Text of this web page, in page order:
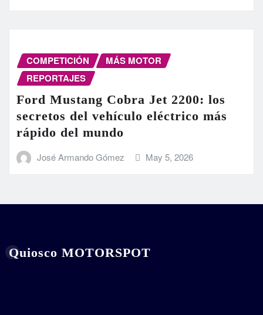
COMPETICIÓN
MÁS MOTOR
REPORTAJES
Ford Mustang Cobra Jet 2200: los
secretos del vehículo eléctrico más
rápido del mundo
José Armando Gómez May 5, 2026
Quiosco MOTORSPOT